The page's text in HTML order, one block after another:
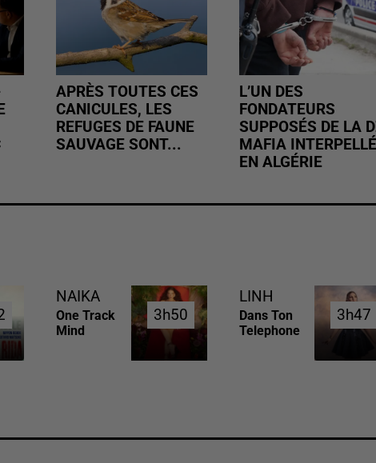
APRÈS TOUTES CES
CANICULES, LES
REFUGES DE FAUNE
SAUVAGE SONT...
L’UN DES
FONDATEURS
SUPPOSÉS DE LA
MAFIA INTERPELLÉ
EN ALGÉRIE
NAIKA
One Track
Mind
3h50
3h50
LINH
Dans Ton
Telephone
3h47
3h47